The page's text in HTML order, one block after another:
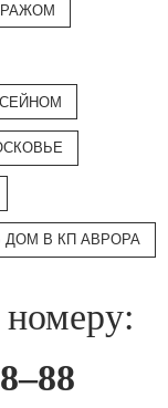
ДОМ В КП АВРОРА